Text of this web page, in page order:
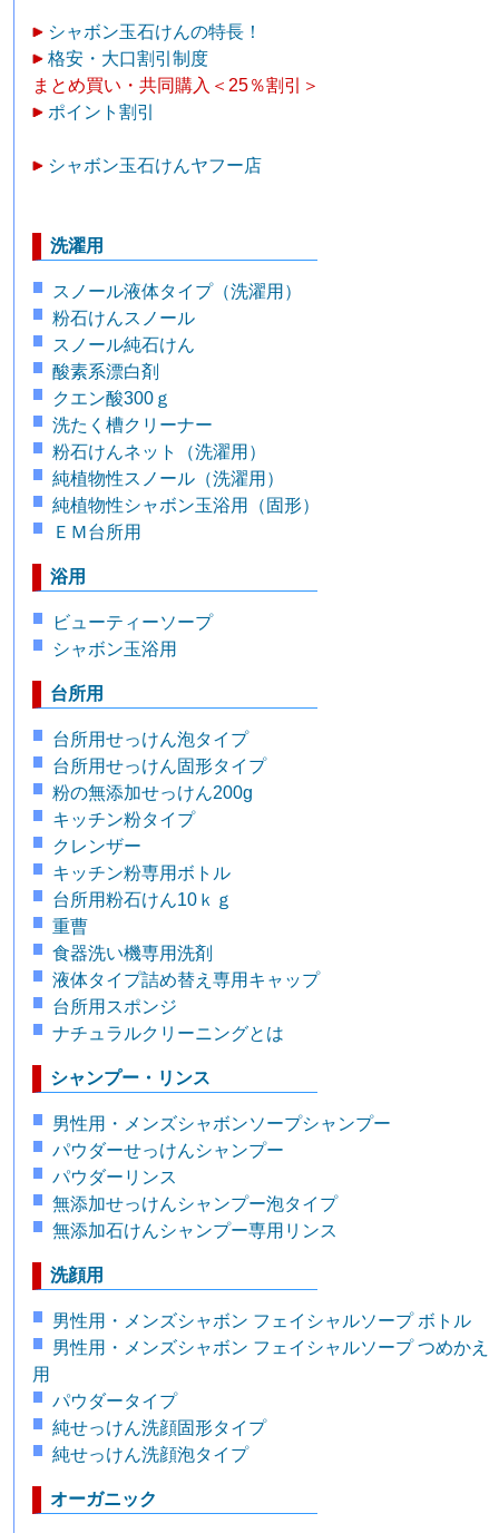
シャボン玉石けんの特長！
格安・大口割引制度
まとめ買い・共同購入＜25％割引＞
ポイント割引
シャボン玉石けんヤフー店
洗濯用
スノール液体タイプ（洗濯用）
粉石けんスノール
スノール純石けん
酸素系漂白剤
クエン酸300ｇ
洗たく槽クリーナー
粉石けんネット（洗濯用）
純植物性スノール（洗濯用）
純植物性シャボン玉浴用（固形）
ＥＭ台所用
浴用
ビューティーソープ
シャボン玉浴用
台所用
台所用せっけん泡タイプ
台所用せっけん固形タイプ
粉の無添加せっけん200g
キッチン粉タイプ
クレンザー
キッチン粉専用ボトル
台所用粉石けん10ｋｇ
重曹
食器洗い機専用洗剤
液体タイプ詰め替え専用キャップ
台所用スポンジ
ナチュラルクリーニングとは
シャンプー・リンス
男性用・メンズシャボンソープシャンプー
パウダーせっけんシャンプー
パウダーリンス
無添加せっけんシャンプー泡タイプ
無添加石けんシャンプー専用リンス
洗顔用
男性用・メンズシャボン フェイシャルソープ ボトル
男性用・メンズシャボン フェイシャルソープ つめかえ
用
パウダータイプ
純せっけん洗顔固形タイプ
純せっけん洗顔泡タイプ
オーガニック